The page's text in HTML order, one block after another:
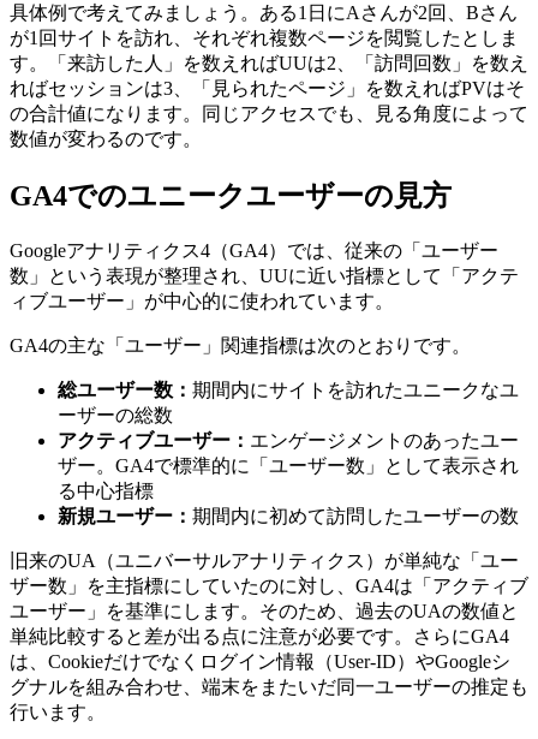
具体例で考えてみましょう。ある1日にAさんが2回、Bさん
が1回サイトを訪れ、それぞれ複数ページを閲覧したとしま
す。「来訪した人」を数えればUUは2、「訪問回数」を数え
ればセッションは3、「見られたページ」を数えればPVはそ
の合計値になります。同じアクセスでも、見る角度によって
数値が変わるのです。
GA4でのユニークユーザーの見方
Googleアナリティクス4（GA4）では、従来の「ユーザー
数」という表現が整理され、UUに近い指標として「アクテ
ィブユーザー」が中心的に使われています。
GA4の主な「ユーザー」関連指標は次のとおりです。
総ユーザー数： 期間内にサイトを訪れたユニークなユ
ーザーの総数
アクティブユーザー： エンゲージメントのあったユー
ザー。GA4で標準的に「ユーザー数」として表示され
る中心指標
新規ユーザー： 期間内に初めて訪問したユーザーの数
旧来のUA（ユニバーサルアナリティクス）が単純な「ユー
ザー数」を主指標にしていたのに対し、GA4は「アクティブ
ユーザー」を基準にします。そのため、過去のUAの数値と
単純比較すると差が出る点に注意が必要です。さらにGA4
は、Cookieだけでなくログイン情報（User-ID）やGoogleシ
グナルを組み合わせ、端末をまたいだ同一ユーザーの推定も
行います。